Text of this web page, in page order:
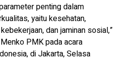
penting dalam
yaitu kesehatan,
dan jaminan sosial,”
PMK pada acara
di Jakarta, Selasa